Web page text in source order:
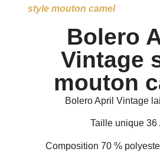
style mouton camel
Bolero
Vintage
mouton
Bolero April Vintage
Taille unique 36
Composition 70 %